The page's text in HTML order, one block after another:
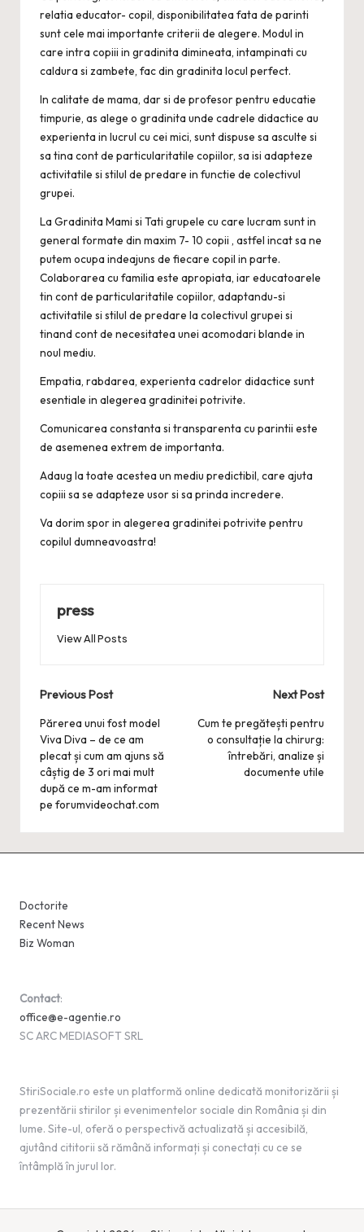
relatia educator- copil, disponibilitatea fata de parinti
sunt cele mai importante criterii de alegere. Modul in
care intra copiii in gradinita dimineata, intampinati cu
caldura si zambete, fac din gradinita locul perfect.
In calitate de mama, dar si de profesor pentru educatie
timpurie, as alege o gradinita unde cadrele didactice au
experienta in lucrul cu cei mici, sunt dispuse sa asculte si
sa tina cont de particularitatile copiilor, sa isi adapteze
activitatile si stilul de predare in functie de colectivul
grupei.
La Gradinita Mami si Tati grupele cu care lucram sunt in
general formate din maxim 7- 10 copii , astfel incat sa ne
putem ocupa indeajuns de fiecare copil in parte.
Colaborarea cu familia este apropiata, iar educatoarele
tin cont de particularitatile copiilor, adaptandu-si
activitatile si stilul de predare la colectivul grupei si
tinand cont de necesitatea unei acomodari blande in
noul mediu.
Empatia, rabdarea, experienta cadrelor didactice sunt
esentiale in alegerea gradinitei potrivite.
Comunicarea constanta si transparenta cu parintii este
de asemenea extrem de importanta.
Adaug la toate acestea un mediu predictibil, care ajuta
copiii sa se adapteze usor si sa prinda incredere.
Va dorim spor in alegerea gradinitei potrivite pentru
copilul dumneavoastra!
press
View All Posts
Post
navigation
Previous Post
Părerea unui fost model
Viva Diva – de ce am
plecat și cum am ajuns să
câștig de 3 ori mai mult
după ce m-am informat
pe forumvideochat.com
Next Post
Cum te pregătești pentru
o consultație la chirurg:
întrebări, analize și
documente utile
Doctorite
Recent News
Biz Woman
Contact:
office@e-agentie.ro
SC ARC MEDIASOFT SRL
StiriSociale.ro este un platformă online dedicată monitorizării și
prezentării stirilor și evenimentelor sociale din România și din
lume. Site-ul, oferă o perspectivă actualizată și accesibilă,
ajutând cititorii să rămână informați și conectați cu ce se
întâmplă în jurul lor.